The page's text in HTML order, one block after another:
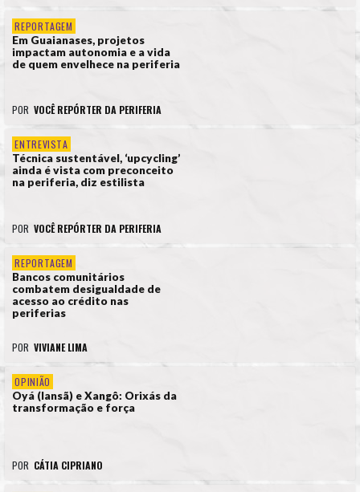
REPORTAGEM
Em Guaianases, projetos
impactam autonomia e a vida
de quem envelhece na periferia
POR VOCÊ REPÓRTER DA PERIFERIA
ENTREVISTA
Técnica sustentável, ‘upcycling’
ainda é vista com preconceito
na periferia, diz estilista
POR VOCÊ REPÓRTER DA PERIFERIA
REPORTAGEM
Bancos comunitários
combatem desigualdade de
acesso ao crédito nas
periferias
POR VIVIANE LIMA
OPINIÃO
Oyá (Iansã) e Xangô: Orixás da
transformação e força
POR CÁTIA CIPRIANO